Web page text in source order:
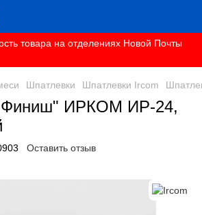
товара на отделениях Новой Почты
Шпатлевки Шпатлевки Ircom
ИРКОМ ИР-24,
Оставить отзыв